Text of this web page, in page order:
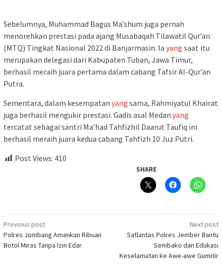
Sebelumnya, Muhammad Bagus Ma’shum juga pernah
menorehkan prestasi pada ajang Musabaqah Tilawatil Qur’an
(MTQ) Tingkat Nasional 2022 di Banjarmasin. Ia yang saat itu
merupakan delegasi dari Kabupaten Tuban, Jawa Timur,
berhasil meraih juara pertama dalam cabang Tafsir Al-Qur’an
Putra.
Sementara, dalam kesempatan yang sama, Rahmiyatul Khairat
juga berhasil mengukir prestasi. Gadis asal Medan yang
tercatat sebagai santri Ma’had Tahfizhil Daarut Taufiq ini
berhasil meraih juara kedua cabang Tahfizh 10 Juz Putri.
Post Views: 410
SHARE
Post
navigation
Previous post
Polres Jombang Amankan Ribuan
Botol Miras Tanpa Izin Edar
Next post
Satlantas Polres Jember Bantu
Sembako dan Edukasi
Keselamatan ke Awe-awe Gumitir